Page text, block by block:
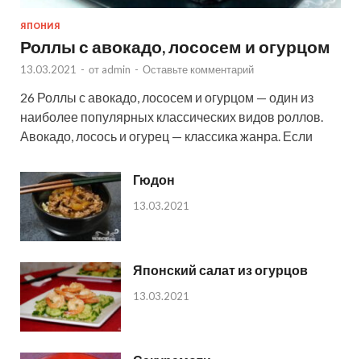
ЯПОНИЯ
Роллы с авокадо, лососем и огурцом
13.03.2021 - от admin - Оставьте комментарий
26 Роллы с авокадо, лососем и огурцом — один из
наиболее популярных классических видов роллов.
Авокадо, лосось и огурец — классика жанра. Если
Гюдон
13.03.2021
Японский салат из огурцов
13.03.2021